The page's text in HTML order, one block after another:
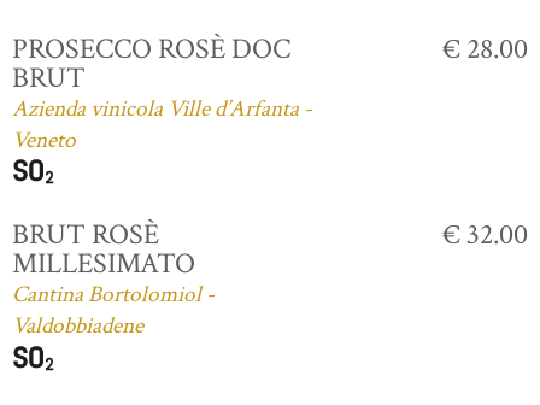
PROSECCO ROSÈ DOC
BRUT
Azienda vinicola Ville d’Arfanta -
Veneto
€ 28.00
BRUT ROSÈ
MILLESIMATO
Cantina Bortolomiol -
Valdobbiadene
€ 32.00